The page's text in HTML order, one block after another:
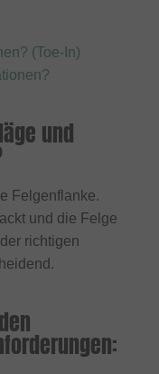
(Toe-In)
und
Felgenflanke.
und die Felge
richtigen